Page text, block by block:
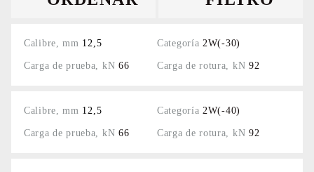
12,5 2W(-30)
66 92
12,5 2W(-40)
66 92